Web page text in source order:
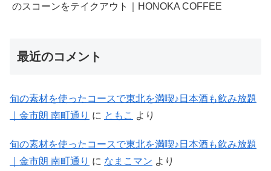
のスコーンをテイクアウト｜HONOKA COFFEE
最近のコメント
旬の素材を使ったコースで東北を満喫♪日本酒も飲み放題
｜金市朗 南町通り に ともこ より
旬の素材を使ったコースで東北を満喫♪日本酒も飲み放題
｜金市朗 南町通り に なまこマン より